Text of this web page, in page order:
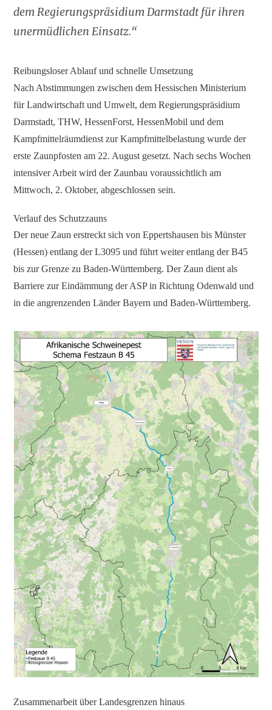
dem Regierungspräsidium Darmstadt für ihren
unermüdlichen Einsatz.“
Reibungsloser Ablauf und schnelle Umsetzung
Nach Abstimmungen zwischen dem Hessischen Ministerium
für Landwirtschaft und Umwelt, dem Regierungspräsidium
Darmstadt, THW, HessenForst, HessenMobil und dem
Kampfmittelräumdienst zur Kampfmittelbelastung wurde der
erste Zaunpfosten am 22. August gesetzt. Nach sechs Wochen
intensiver Arbeit wird der Zaunbau voraussichtlich am
Mittwoch, 2. Oktober, abgeschlossen sein.
Verlauf des Schutzzauns
Der neue Zaun erstreckt sich von Eppertshausen bis Münster
(Hessen) entlang der L3095 und führt weiter entlang der B45
bis zur Grenze zu Baden-Württemberg. Der Zaun dient als
Barriere zur Eindämmung der ASP in Richtung Odenwald und
in die angrenzenden Länder Bayern und Baden-Württemberg.
HMLU
Zusammenarbeit über Landesgrenzen hinaus